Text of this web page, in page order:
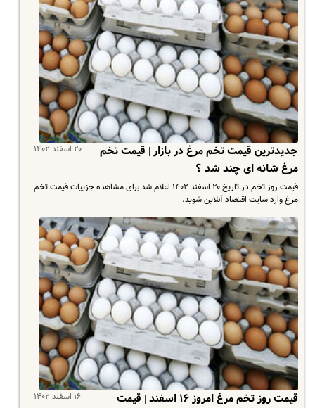
۲۰ اسفند ۱۴۰۲
جدیدترین قیمت تخم مرغ در بازار | قیمت تخم
مرغ شانه ای چند شد ؟
قیمت روز تخم در تاریخ ۲۰ اسفند ۱۴۰۲ اعلام شد برای مشاهده جزییات قیمت تخم
مرغ وارد سایت اقتصاد آنلاین شوید.
۱۶ اسفند ۱۴۰۲
قیمت روز تخم مرغ امروز ۱۶ اسفند | قیمت